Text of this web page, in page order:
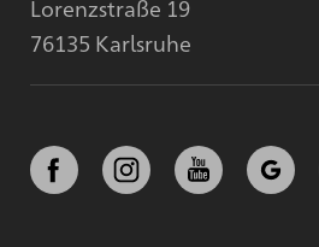
Lorenzstraße 19
76135 Karlsruhe